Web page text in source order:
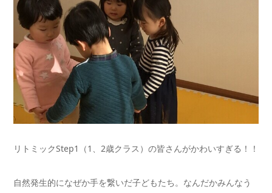
リトミックStep1（1、2歳クラス）の皆さんがかわいすぎる！！
自然発生的になぜか手を繋いだ子どもたち。なんだかみんなう